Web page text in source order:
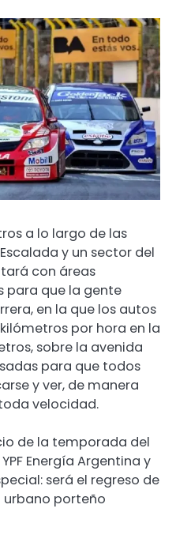
a lo largo de las
y un sector del
con áreas
para que la gente
en la que los autos
por hora en la
sobre la avenida
para que todos
y ver, de manera
velocidad.
de la temporada del
Energía Argentina y
será el regreso de
porteño